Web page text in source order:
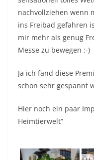
nachvollziehen wenn
ins Freibad gefahren
mir mehr als genug
Messe zu bewegen :-)
Ja ich fand diese
schon sehr gespannt
Hier noch ein paar
Heimtierwelt“